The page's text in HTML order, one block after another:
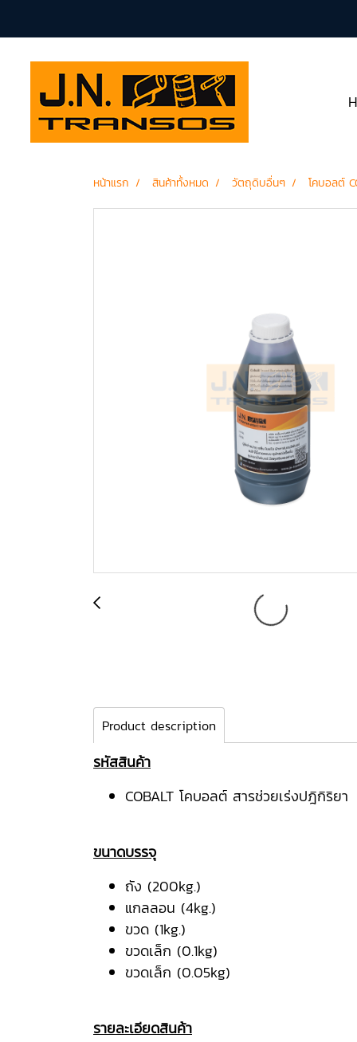
หน้าแรก สินค้าทั้งหมด วัตถุดิบอื่นๆ โคบอลต์
Product description
รหัสสินค้า
COBALT โคบอลต์ สารช่วยเร่งปฎิกิริยา
ขนาดบรรจุ
ถัง (200kg.)
แกลลอน (4kg.)
ขวด (1kg.)
ขวดเล็ก (0.1kg)
ขวดเล็ก (0.05kg)
รายละเอียดสินค้า